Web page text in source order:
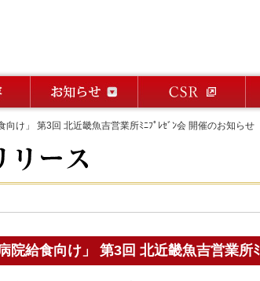
け」 第3回 北近畿魚吉営業所ﾐﾆﾌﾟﾚｾﾞﾝ会 開催のお知らせ
院給食向け」 第3回 北近畿魚吉営業所